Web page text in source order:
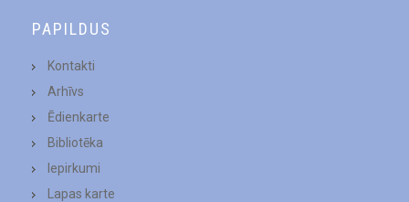
PAPILDUS
Kontakti
Arhīvs
Ēdienkarte
Bibliotēka
Iepirkumi
Lapas karte